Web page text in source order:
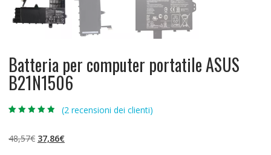
Batteria per computer portatile ASUS
B21N1506
base di
recensioni
(2 recensioni dei clienti)
48,57€ Il
37,86€Il